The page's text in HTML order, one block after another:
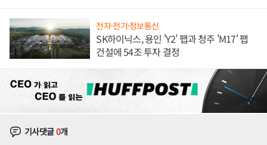
전자·전기·정보통신
SK하이닉스, 용인 'Y2' 팹과 청주 'M17' 팹
건설에 54조 투자 결정
기사댓글0개